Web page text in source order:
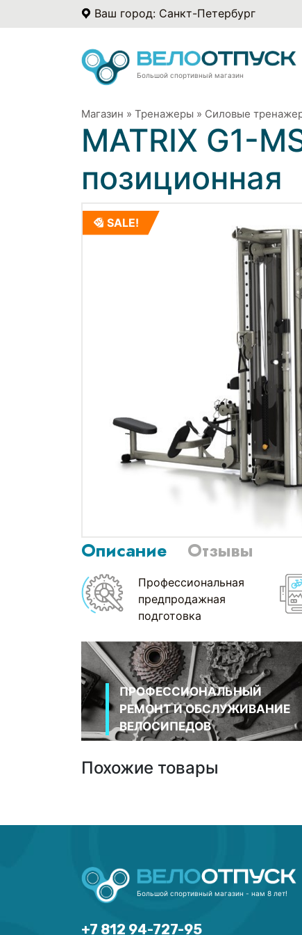
Ваш город: Санкт-Петербург
Большой спортивный магазин
Магазин » Тренажеры » Силовые
MATRIX G1-
позиционная
SALE!
Описание Отзывы
Профессиональная
предпродажная
подготовка
ПРОФЕССИОНАЛЬНЫЙ
РЕМОНТ И ОБСЛУЖИВАНИЕ
ВЕЛОСИПЕДОВ
Похожие товары
Большой спортивный магазин - нам 8 лет!
+7 812 94-727-95